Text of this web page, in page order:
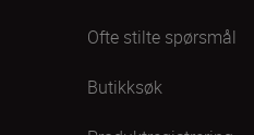
Ofte stilte spørsmål
Butikksøk